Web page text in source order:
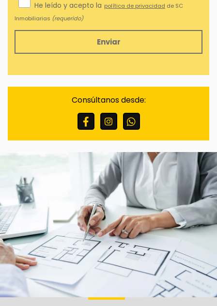
He leído y acepto la política de privacidad de SC
Inmobiliarias (requerido)
electrónicos.
Legitimación:Consentimiento del interesado.
Puede retirar su consentimiento en
cualquier momento, así como acceder,
rectificar, suprimir sus datos y demás derechos
en info@scinmobiliarias.com .
Información Adicional:
Puede ampliar la
información en el enlace de Avisos Legales.
Consúltanos desde:
Crea una